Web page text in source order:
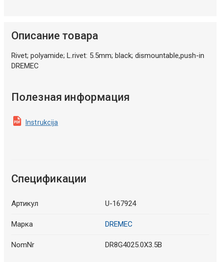
Описание товара
Rivet; polyamide; L.rivet: 5.5mm; black; dismountable,push-in
DREMEC
Полезная информация
Instrukcija
Спецификации
Артикул U-167924
Марка DREMEC
NomNr DR8G4025.0X3.5B